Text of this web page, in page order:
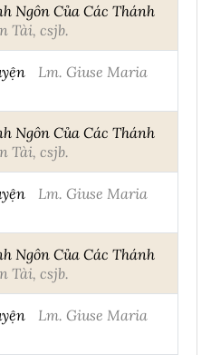
Ngôn Của Các Thánh
Tài, csjb.
Lm. Giuse Maria
Ngôn Của Các Thánh
Tài, csjb.
Lm. Giuse Maria
Ngôn Của Các Thánh
Tài, csjb.
Lm. Giuse Maria